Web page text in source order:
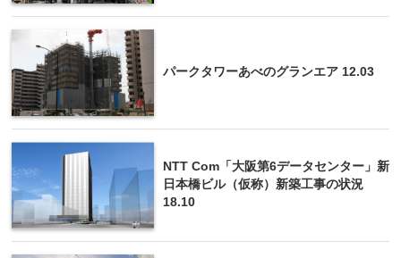
パークタワーあべのグランエア 12.03
NTT Com「大阪第6データセンター」新
日本橋ビル（仮称）新築工事の状況
18.10